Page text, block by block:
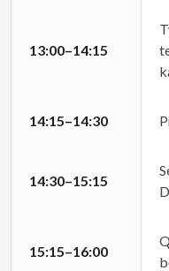
13:00–14:15
14:15–14:30
14:30–15:15
15:15–16:00